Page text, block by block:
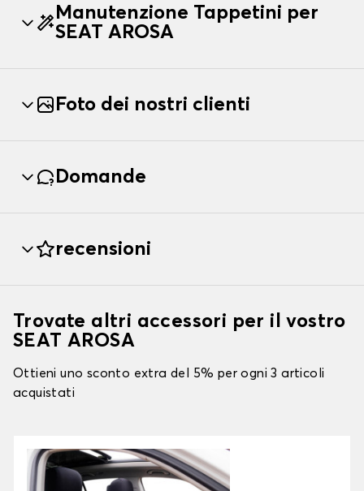
Manutenzione Tappetini per
SEAT AROSA
Foto dei nostri clienti
Domande
recensioni
Trovate altri accessori per il vostro
SEAT AROSA
Ottieni uno sconto extra del 5% per ogni 3 articoli
acquistati